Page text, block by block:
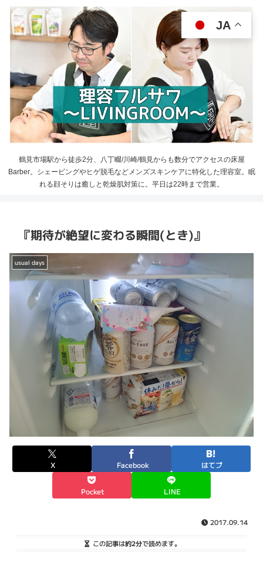
鶴見市場駅から徒歩2分、八丁畷/川崎/鶴見からも数分でアクセスの床屋
Barber。シェービングやヒゲ脱毛などメンズスキンケアに特化した理容室。眠
れる顔そりは癒しと乾燥肌対策に。平日は22時まで営業。
『期待が絶望に変わる瞬間(とき)』
usual days
X Facebook はてブ
Pocket LINE
2017.09.14
この記事は約2分で読めます。
JA